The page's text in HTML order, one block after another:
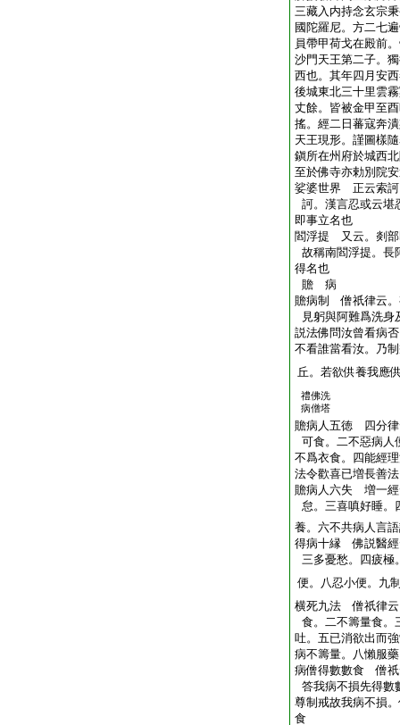
三藏入内持念玄宗
國陀羅尼。方二七
員帶甲荷戈在殿前
沙門天王第二子。
西也。其年四月安
後城東北三十里雲
丈餘。皆被金甲至
搖。經二日蕃寇奔
天王現形。謹圖樣
鎭所在州府於城西
至於佛寺亦勅別院
娑婆世界 正云索訶
訶。漢言忍或云堪
即事立名也
閻浮提 又云。剡部
故稱南閻浮提。長
得名也
贍 病
贍病制 僧祇律云。
見躬與阿難爲洗身
説法佛問汝曾看病
不看誰當看汝。乃
丘。若欲供養我應
禮佛洗
病僧塔
贍病人五徳 四分律
可食。二不惡病人
不爲衣食。四能經
法令歡喜已増長善法
贍病人六失 増一經
怠。三喜嗔好睡。
養。六不共病人言
得病十縁 佛説醫經
三多憂愁。四疲極
便。八忍小便。九
横死九法 僧祇律云
食。二不籌量食。
吐。五已消欲出而
病不籌量。八懶服
病僧得數數食 僧祇
答我病不損先得數
尊制戒故我病不損
食